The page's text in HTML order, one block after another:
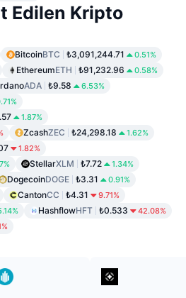
Edilen Kripto
BitcoinBTC ₺3,091,244.71 0.51%
EthereumETH ₺91,232.96 0.58%
ADA ₺9.58 6.53%
1.87%
ZcashZEC ₺24,298.18 1.62%
1.82%
StellarXLM ₺7.72 1.34%
DogecoinDOGE ₺3.31 0.91%
CantonCC ₺4.31 9.71%
HashflowHFT ₺0.533 42.08%